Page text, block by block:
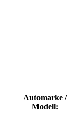
Automarke /
Modell: